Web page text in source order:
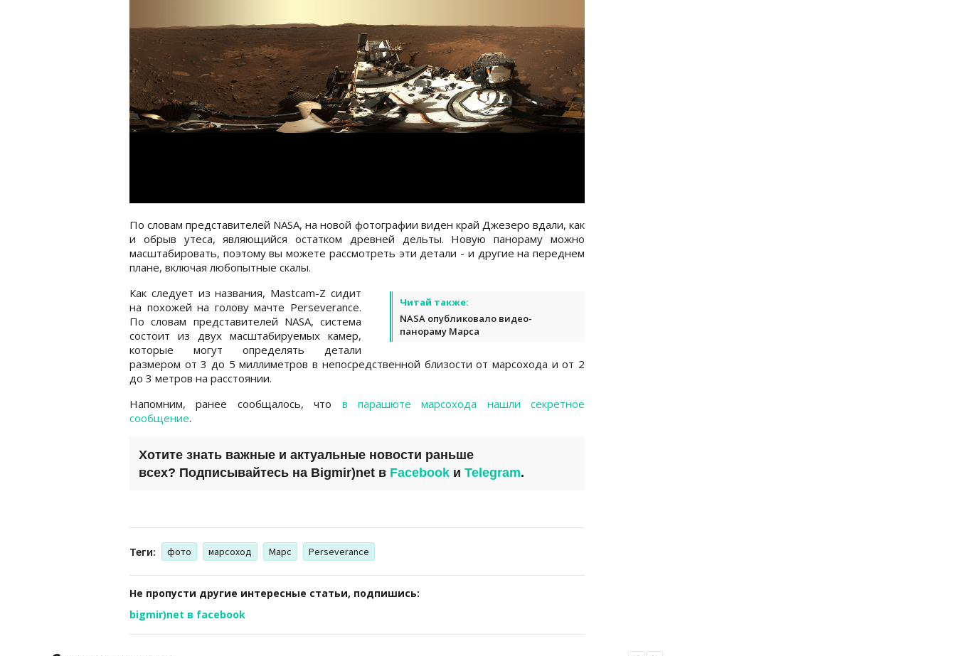
По словам представителей NASA, на новой фотографии виден край Джезеро вдали, как
и обрыв утеса, являющийся остатком древней дельты. Новую панораму можно
масштабировать, поэтому вы можете рассмотреть эти детали - и другие на переднем
плане, включая любопытные скалы.
Читай также:
NASA опубликовало видео-
панораму Марса
Как следует из названия, Mastcam-Z сидит
на похожей на голову мачте Perseverance.
По словам представителей NASA, система
состоит из двух масштабируемых камер,
которые могут определять детали
размером от 3 до 5 миллиметров в непосредственной близости от марсохода и от 2
до 3 метров на расстоянии.
Напомним, ранее сообщалось, что в парашюте марсохода нашли секретное
сообщение.
Хотите знать важные и актуальные новости раньше
всех? Подписывайтесь на Bigmir)net в Facebook и Telegram.
Теги: фото марсоход Марс Perseverance
Не пропусти другие интересные статьи, подпишись:
bigmir)net в facebook